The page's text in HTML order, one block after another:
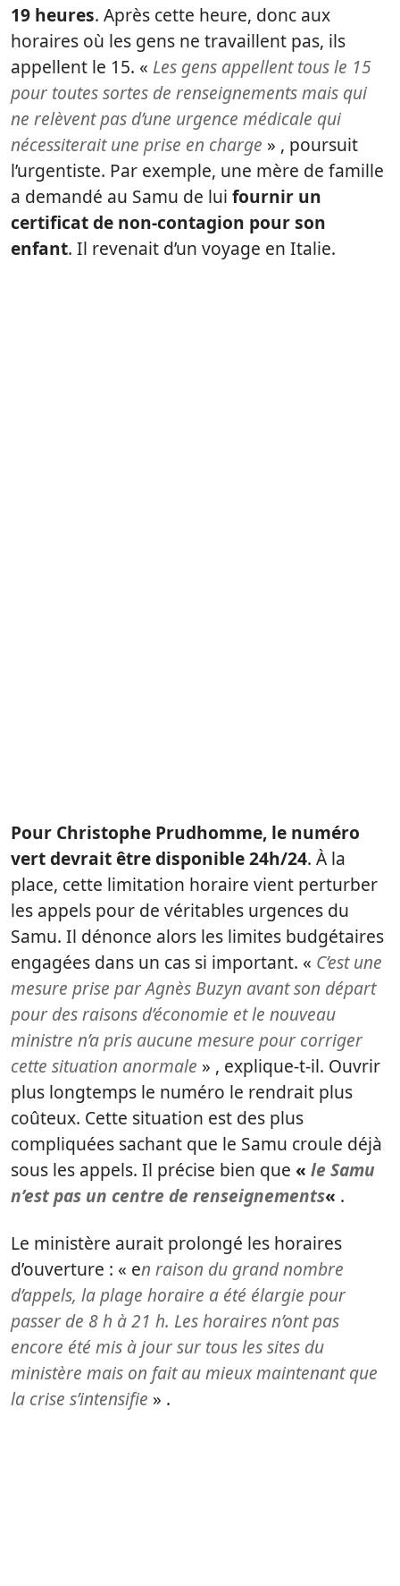
19 heures. Après cette heure, donc aux
horaires où les gens ne travaillent pas, ils
appellent le 15. « Les gens appellent tous le 15
pour toutes sortes de renseignements mais qui
ne relèvent pas d’une urgence médicale qui
nécessiterait une prise en charge » , poursuit
l’urgentiste. Par exemple, une mère de famille
a demandé au Samu de lui fournir un
certificat de non-contagion pour son
enfant. Il revenait d’un voyage en Italie.
Pour Christophe Prudhomme, le numéro
vert devrait être disponible 24h/24. À la
place, cette limitation horaire vient perturber
les appels pour de véritables urgences du
Samu. Il dénonce alors les limites budgétaires
engagées dans un cas si important. « C’est une
mesure prise par Agnès Buzyn avant son départ
pour des raisons d’économie et le nouveau
ministre n’a pris aucune mesure pour corriger
cette situation anormale » , explique-t-il. Ouvrir
plus longtemps le numéro le rendrait plus
coûteux. Cette situation est des plus
compliquées sachant que le Samu croule déjà
sous les appels. Il précise bien que « le Samu
n’est pas un centre de renseignements« .
Le ministère aurait prolongé les horaires
d’ouverture : « en raison du grand nombre
d’appels, la plage horaire a été élargie pour
passer de 8 h à 21 h. Les horaires n’ont pas
encore été mis à jour sur tous les sites du
ministère mais on fait au mieux maintenant que
la crise s’intensifie » .